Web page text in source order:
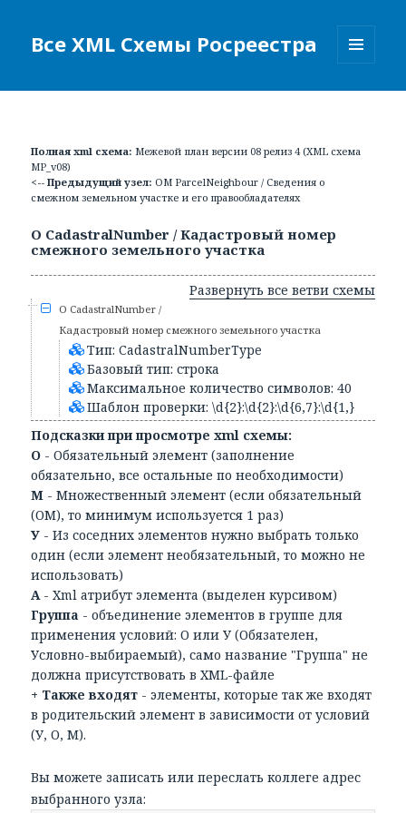
Все XML Схемы Росреестра
Полная xml схема: Межевой план версии 08 релиз 4 (XML схема
MP_v08)
<-- Предыдущий узел: ОМ ParcelNeighbour / Сведения о
смежном земельном участке и его правообладателях
О CadastralNumber / Кадастровый номер
смежного земельного участка
Развернуть все ветви схемы
О CadastralNumber /
Кадастровый номер смежного земельного участка
Тип: CadastralNumberType
Базовый тип: строка
Максимальное количество символов: 40
Шаблон проверки: \d{2}:\d{2}:\d{6,7}:\d{1,}
Подсказки при просмотре xml схемы:
О - Обязательный элемент (заполнение
обязательно, все остальные по необходимости)
М - Множественный элемент (если обязательный
(ОМ), то минимум используется 1 раз)
У - Из соседних элементов нужно выбрать только
один (если элемент необязательный, то можно не
использовать)
А- Xml атрибут элемента (выделен курсивом)
Группа - объединение элементов в группе для
применения условий: О или У (Обязателен,
Условно-выбираемый), само название "Группа" не
должна присутствовать в XML-файле
+ Также входят - элементы, которые так же входят
в родительский элемент в зависимости от условий
(У, О, М).
Вы можете записать или переслать коллеге адрес
выбранного узла: